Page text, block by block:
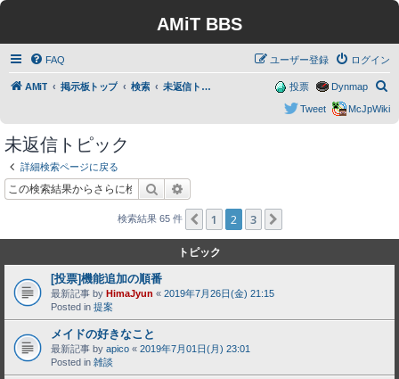
AMiT BBS
FAQ ログイン
ユーザー登録
AMiT 掲示板トップ 検索 未返信トピック
索
Dynmap
投票
McJpWiki
Tweet
未返信トピック
詳細検索ページに戻る
検索
検索結果 65 件 １つ前へ
1 2 3
トピック
[投票]機能追加の順番
最新記事 by HimaJyun « 2019年7月26日(金) 21:15
Posted in 提案
メイドの好きなこと
最新記事 by apico « 2019年7月01日(月) 23:01
Posted in 雑談